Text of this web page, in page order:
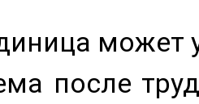
может
после